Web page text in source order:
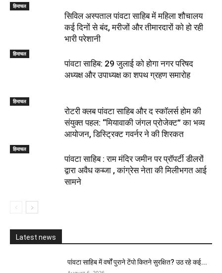
हिमाचल
सिविल अस्पताल पांवटा साहिब में महिला शौचालय
कई दिनों से बंद, मरीजों और तीमारदारों को हो रही
भारी परेशानी
हिमाचल
पांवटा साहिब: 29 जुलाई को होगा नगर परिषद
अध्यक्ष और उपाध्यक्ष का शपथ ग्रहण समारोह
हिमाचल
​रोटरी क्लब पांवटा साहिब और द स्कॉलर्स होम की
संयुक्त पहल: “मियावाकी जंगल प्रोजेक्ट” का भव्य
आयोजन, डिस्ट्रिक्ट गवर्नर ने की शिरकत
हिमाचल
पांवटा साहिब : राम मंदिर जमीन पर प्रॉपर्टी डीलरों
द्वारा अवैध कब्जा , कांग्रेस नेता की मिलीभगत आई
सामने
Latest news
पांवटा साहिब में वर्षों पुराने टेंपो कितने सुरक्षित? उठ रहे कई...